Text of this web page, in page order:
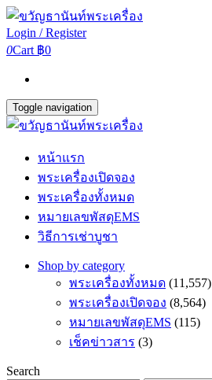
Login / Register
0Cart ฿0
Toggle navigation
หน้าแรก
พระเครื่องเปิดจอง
พระเครื่องทั้งหมด
หมายเลขพัสดุEMS
วิธีการเช่าบูชา
Shop by category
พระเครื่องทั้งหมด (11,557)
พระเครื่องเปิดจอง (8,564)
หมายเลขพัสดุEMS (115)
เช็คข่าวสาร (3)
Search